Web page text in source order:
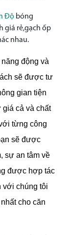
Độ bóng
giá rẻ,gạch ốp
nhau.
động và
sẽ được tư
gian tiện
giá cả và chất
từng công
sẽ được
sự an tâm về
được hợp tác
với chúng tôi
cho căn